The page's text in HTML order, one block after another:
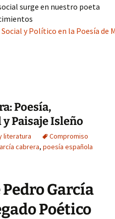
surge en nuestro poeta
y Político en la Poesía de
Poesía,
Paisaje Isleño
literatura
Compromiso
cabrera, poesía española
García
Poético